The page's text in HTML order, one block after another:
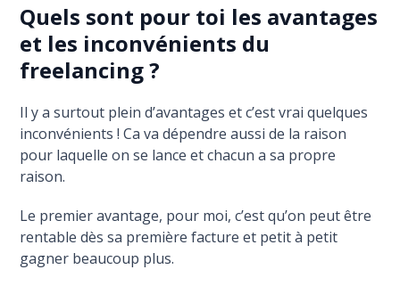
Quels sont pour toi les avantages
et les inconvénients du
freelancing ?
Il y a surtout plein d’avantages et c’est vrai quelques
inconvénients ! Ca va dépendre aussi de la raison
pour laquelle on se lance et chacun a sa propre
raison.
Le premier avantage, pour moi, c’est qu’on peut être
rentable dès sa première facture et petit à petit
gagner beaucoup plus.